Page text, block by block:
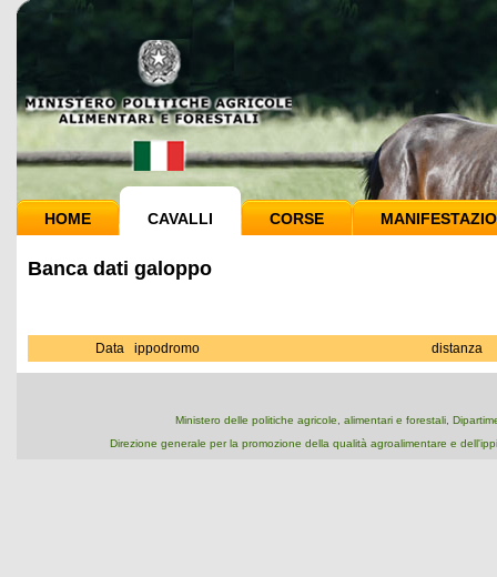
HOME CAVALLI CORSE
Banca dati galoppo
Data ippodromo distanza
Ministero delle politiche agricole, alimentari e forestali,
Direzione generale per la promozione della qualità agroalimentare e